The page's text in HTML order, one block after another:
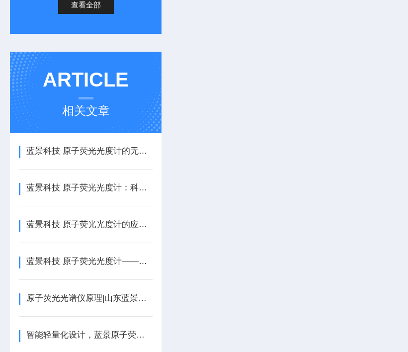
查看全部
ARTICLE
相关文章
蓝景科技 原子荧光光度计的无色散光学系统：为何能减少维护又提升信噪比
蓝景科技 原子荧光光度计：科技助力痕量元素分析
蓝景科技 原子荧光光度计的应用场景与行业价值
蓝景科技 原子荧光光度计——简易操作指南
原子荧光光谱仪原理|山东蓝景电子科普
智能轻量化设计，蓝景原子荧光光度计适配多元检测场景